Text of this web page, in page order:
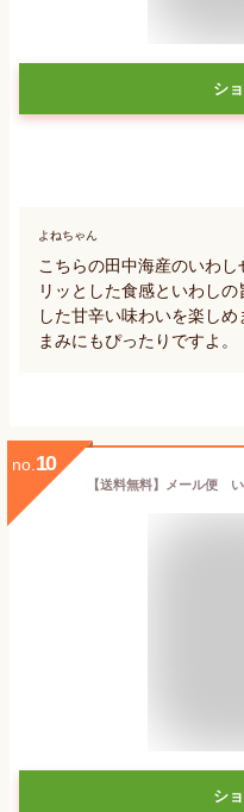
シ
よねちゃん
こちらの田中海産のいわ
リッとした食感といわし
した甘辛い味わいを楽し
まみにもぴったりですよ。
no. 10
シ